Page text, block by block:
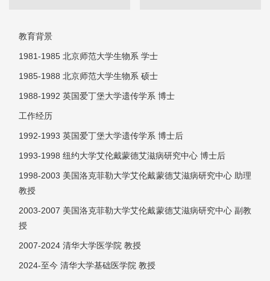
教育背景
1981-1985 北京师范大学生物系 学士
1985-1988 北京师范大学生物系 硕士
1988-1992 英国爱丁堡大学遗传学系 博士
工作经历
1992-1993 英国爱丁堡大学遗传学系 博士后
1993-1998 纽约大学艾伦戴蒙德艾滋病研究中心 博士后
1998-2003 美国洛克菲勒大学艾伦戴蒙德艾滋病研究中心 助理
教授
2003-2007 美国洛克菲勒大学艾伦戴蒙德艾滋病研究中心 副教
授
2007-2024 清华大学医学院 教授
2024-至今 清华大学基础医学院 教授